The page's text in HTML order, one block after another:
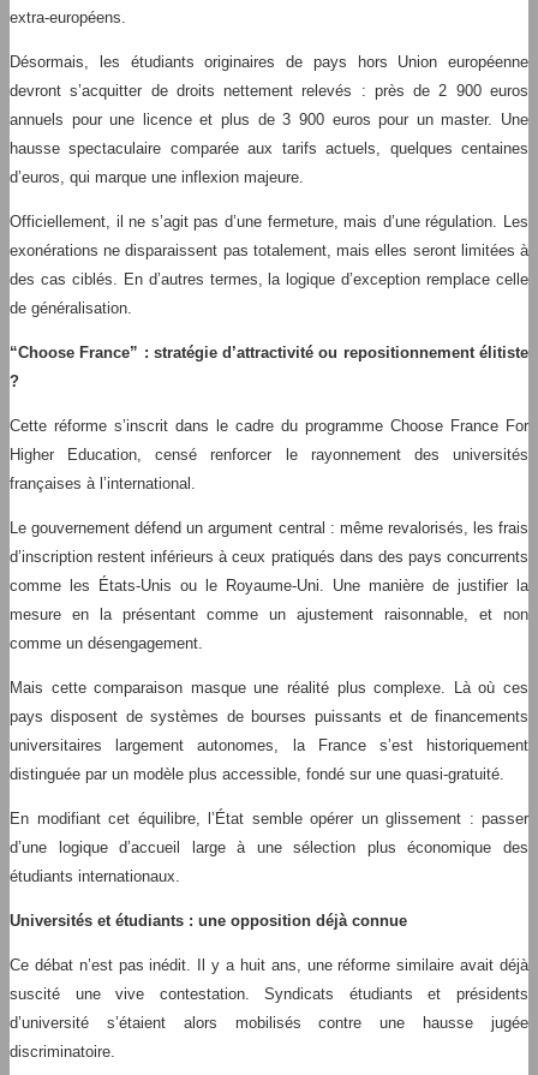
extra-européens.
Désormais, les étudiants originaires de pays hors Union européenne
devront s’acquitter de droits nettement relevés : près de 2 900 euros
annuels pour une licence et plus de 3 900 euros pour un master. Une
hausse spectaculaire comparée aux tarifs actuels, quelques centaines
d’euros, qui marque une inflexion majeure.
Officiellement, il ne s’agit pas d’une fermeture, mais d’une régulation. Les
exonérations ne disparaissent pas totalement, mais elles seront limitées à
des cas ciblés. En d’autres termes, la logique d’exception remplace celle
de généralisation.
“Choose France” : stratégie d’attractivité ou repositionnement élitiste
?
Cette réforme s’inscrit dans le cadre du programme Choose France For
Higher Education, censé renforcer le rayonnement des universités
françaises à l’international.
Le gouvernement défend un argument central : même revalorisés, les frais
d’inscription restent inférieurs à ceux pratiqués dans des pays concurrents
comme les États-Unis ou le Royaume-Uni. Une manière de justifier la
mesure en la présentant comme un ajustement raisonnable, et non
comme un désengagement.
Mais cette comparaison masque une réalité plus complexe. Là où ces
pays disposent de systèmes de bourses puissants et de financements
universitaires largement autonomes, la France s’est historiquement
distinguée par un modèle plus accessible, fondé sur une quasi-gratuité.
En modifiant cet équilibre, l’État semble opérer un glissement : passer
d’une logique d’accueil large à une sélection plus économique des
étudiants internationaux.
Universités et étudiants : une opposition déjà connue
Ce débat n’est pas inédit. Il y a huit ans, une réforme similaire avait déjà
suscité une vive contestation. Syndicats étudiants et présidents
d’université s’étaient alors mobilisés contre une hausse jugée
discriminatoire.